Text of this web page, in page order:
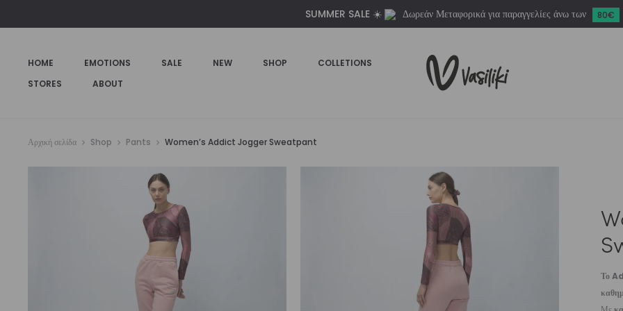
SUMMER SALE ☀️ Δωρεάν Μεταφορικά για παραγγελίες άνω των 80€
HOME EMOTIONS SALE NEW SHOP
COLLETIONS
STORES
ABOUT
Αρχική σελίδα Shop Pants Women’s Addict Jogger Sweatpant
Το